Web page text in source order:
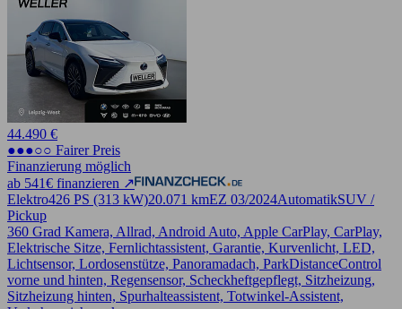
44.490 €
●●●○○ Fairer Preis
Finanzierung möglich
ab 541€ finanzieren ↗
Elektro426 PS (313 kW)20.071 kmEZ 03/2024AutomatikSUV /
Pickup
360 Grad Kamera, Allrad, Android Auto, Apple CarPlay, CarPlay,
Elektrische Sitze, Fernlichtassistent, Garantie, Kurvenlicht, LED,
Lichtsensor, Lordosenstütze, Panoramadach, ParkDistanceControl
vorne und hinten, Regensensor, Scheckheftgepflegt, Sitzheizung,
Sitzheizung hinten, Spurhalteassistent, Totwinkel-Assistent,